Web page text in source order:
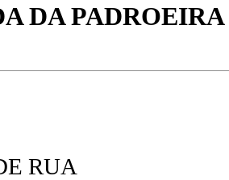
DA
RUA